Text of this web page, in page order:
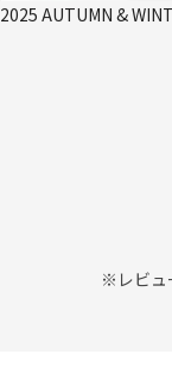
2025 AUTUMN &
※レビュ